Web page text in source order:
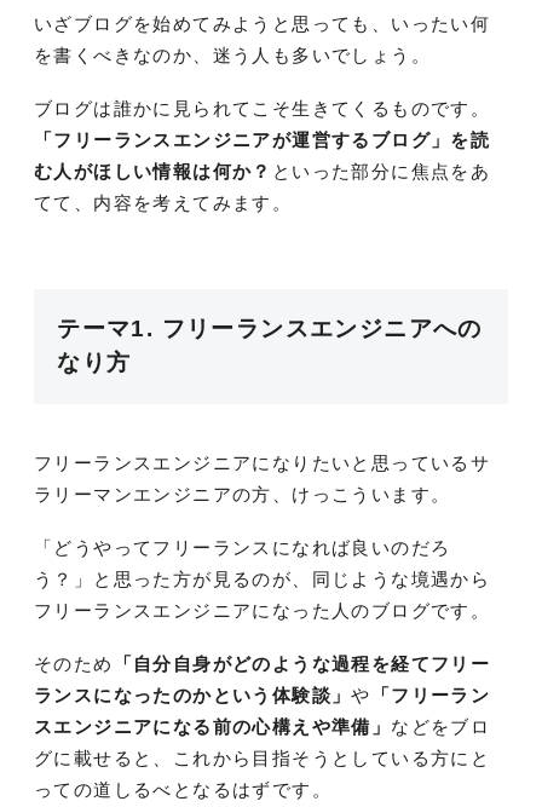
いざブログを始めてみようと思っても、いったい何
を書くべきなのか、迷う人も多いでしょう。
ブログは誰かに見られてこそ生きてくるものです。
「フリーランスエンジニアが運営するブログ」を読
む人がほしい情報は何か？ といった部分に焦点をあ
てて、内容を考えてみます。
テーマ1. フリーランスエンジニアへの
なり方
フリーランスエンジニアになりたいと思っているサ
ラリーマンエンジニアの方、けっこういます。
「どうやってフリーランスになれば良いのだろ
う？」と思った方が見るのが、同じような境遇から
フリーランスエンジニアになった人のブログです。
そのため
「自分自身がどのような過程を経てフリー
ランスになったのかという体験談」や
「フリーラン
スエンジニアになる前の心構えや準備」 などをブロ
グに載せると、これから目指そうとしている方にと
っての道しるべとなるはずです。